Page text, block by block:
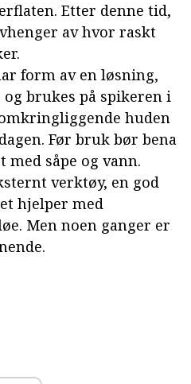
Etter denne tid,
av hvor raskt
form av en løsning,
brukes på spikeren i
huden
Før bruk bør bena
med såpe og vann.
verktøy, en god
hjelper med
Men noen ganger er